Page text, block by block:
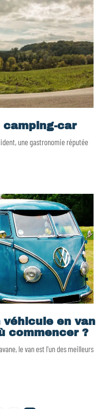
camping-car
une gastronomie réputée
en van
commencer ?
le van est l'un des meilleurs